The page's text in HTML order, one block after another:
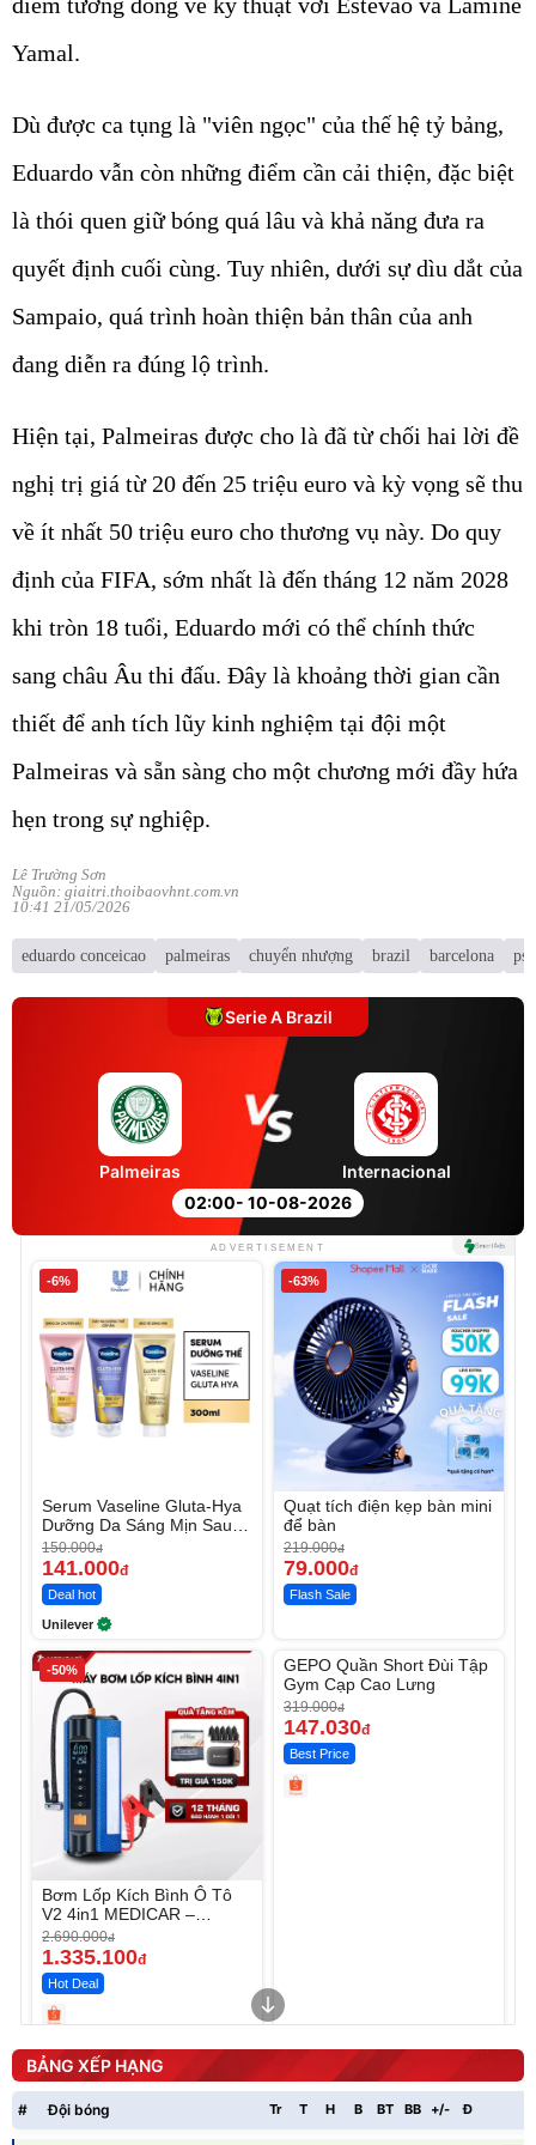
Yamal.
Dù được ca tụng là "viên ngọc" của thế hệ tỷ bảng,
Eduardo vẫn còn những điểm cần cải thiện, đặc biệt
là thói quen giữ bóng quá lâu và khả năng đưa ra
quyết định cuối cùng. Tuy nhiên, dưới sự dìu dắt của
Sampaio, quá trình hoàn thiện bản thân của anh
đang diễn ra đúng lộ trình.
Hiện tại, Palmeiras được cho là đã từ chối hai lời đề
nghị trị giá từ 20 đến 25 triệu euro và kỳ vọng sẽ thu
về ít nhất 50 triệu euro cho thương vụ này. Do quy
định của FIFA, sớm nhất là đến tháng 12 năm 2028
khi tròn 18 tuổi, Eduardo mới có thể chính thức
sang châu Âu thi đấu. Đây là khoảng thời gian cần
thiết để anh tích lũy kinh nghiệm tại đội một
Palmeiras và sẵn sàng cho một chương mới đầy hứa
hẹn trong sự nghiệp.
Lê Trường Sơn
Nguồn: giaitri.thoibaovhnt.com.vn
10:41 21/05/2026
eduardo conceicao palmeiras chuyển nhượng brazil barcelona psg
Serie A Brazil
02:00- 10-08-2026
Palmeiras Internacional
ADVERTISEMENT
-6%
Serum Vaseline Gluta-Hya
Dưỡng Da Sáng Mịn Sau 7
Ngày
150.000đ
141.000đ
Deal hot
Unilever
-63%
Quạt tích điện kẹp bàn mini
để bàn
219.000đ
79.000đ
Flash Sale
-50%
Bơm Lốp Kích Bình Ô Tô
V2 4in1 MEDICAR –
12.000mAh
2.690.000đ
1.335.100đ
Hot Deal
-53%
GEPO Quần Short Đùi Tập
Gym Cạp Cao Lưng
319.000đ
147.030đ
Best Price
Máy ép chậm trái cây
Elmich JEE 1855OL
3.000.000
2.143.650
Máy rửa xe cầm tay xịt rửa
cao áp có tạo bọt tuyết
399.000
BẢNG XẾP HẠNG
# Đội bóng Tr T H B BT BB +/- Đ